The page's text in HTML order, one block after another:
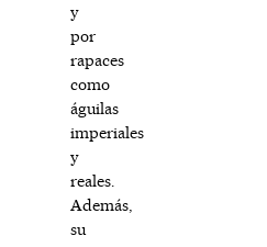
y
por
rapaces
como
águilas
imperiales
y
reales.
Además,
su